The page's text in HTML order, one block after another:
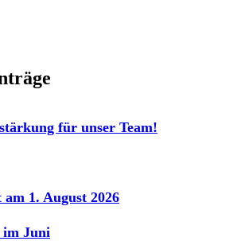
für unser Team!
1. August 2026
im Juni